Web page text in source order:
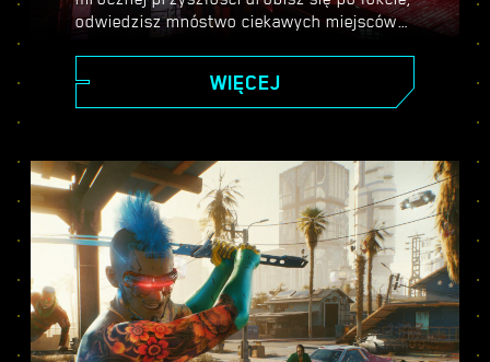
odwiedzisz mnóstwo ciekawych miejscówek
sposób się tam dostaniesz.
WIĘCEJ